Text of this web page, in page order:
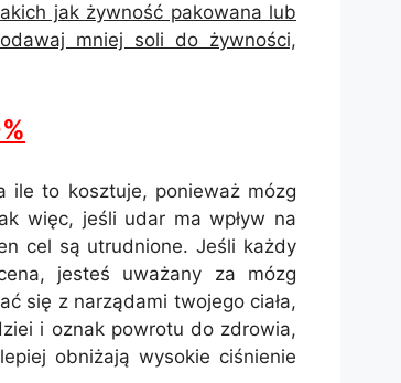
jak żywność pakowana lub
mniej soli do żywności,
ile to kosztuje, ponieważ mózg
więc, jeśli udar ma wpływ na
cel są utrudnione. Jeśli każdy
jesteś uważany za mózg
się z narządami twojego ciała,
i oznak powrotu do zdrowia,
obniżają wysokie ciśnienie